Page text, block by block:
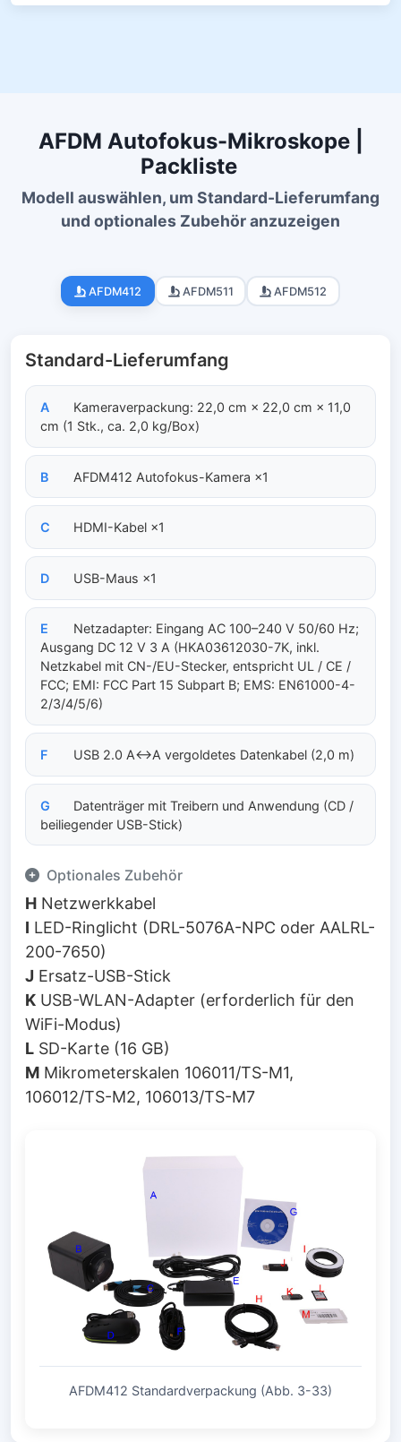
AFDM Autofokus-Mikroskope |
Packliste
Modell auswählen, um Standard-Lieferumfang
und optionales Zubehör anzuzeigen
AFDM412 AFDM511 AFDM512
Standard-Lieferumfang
A
Kameraverpackung: 22,0 cm × 22,0 cm × 11,0
cm (1 Stk., ca. 2,0 kg/Box)
B AFDM412 Autofokus-Kamera ×1
C HDMI-Kabel ×1
D USB-Maus ×1
E
Netzadapter: Eingang AC 100–240 V 50/60 Hz;
Ausgang DC 12 V 3 A (HKA03612030-7K, inkl.
Netzkabel mit CN-/EU-Stecker, entspricht UL / CE /
FCC; EMI: FCC Part 15 Subpart B; EMS: EN61000-4-
2/3/4/5/6)
F USB 2.0 A↔A vergoldetes Datenkabel (2,0 m)
G
Datenträger mit Treibern und Anwendung (CD /
beiliegender USB-Stick)
Optionales Zubehör
H Netzwerkkabel
I LED-Ringlicht (DRL-5076A-NPC oder AALRL-
200-7650)
J Ersatz-USB-Stick
K USB-WLAN-Adapter (erforderlich für den
WiFi-Modus)
L SD-Karte (16 GB)
M Mikrometerskalen 106011/TS-M1,
106012/TS-M2, 106013/TS-M7
AFDM412 Standardverpackung (Abb. 3-33)